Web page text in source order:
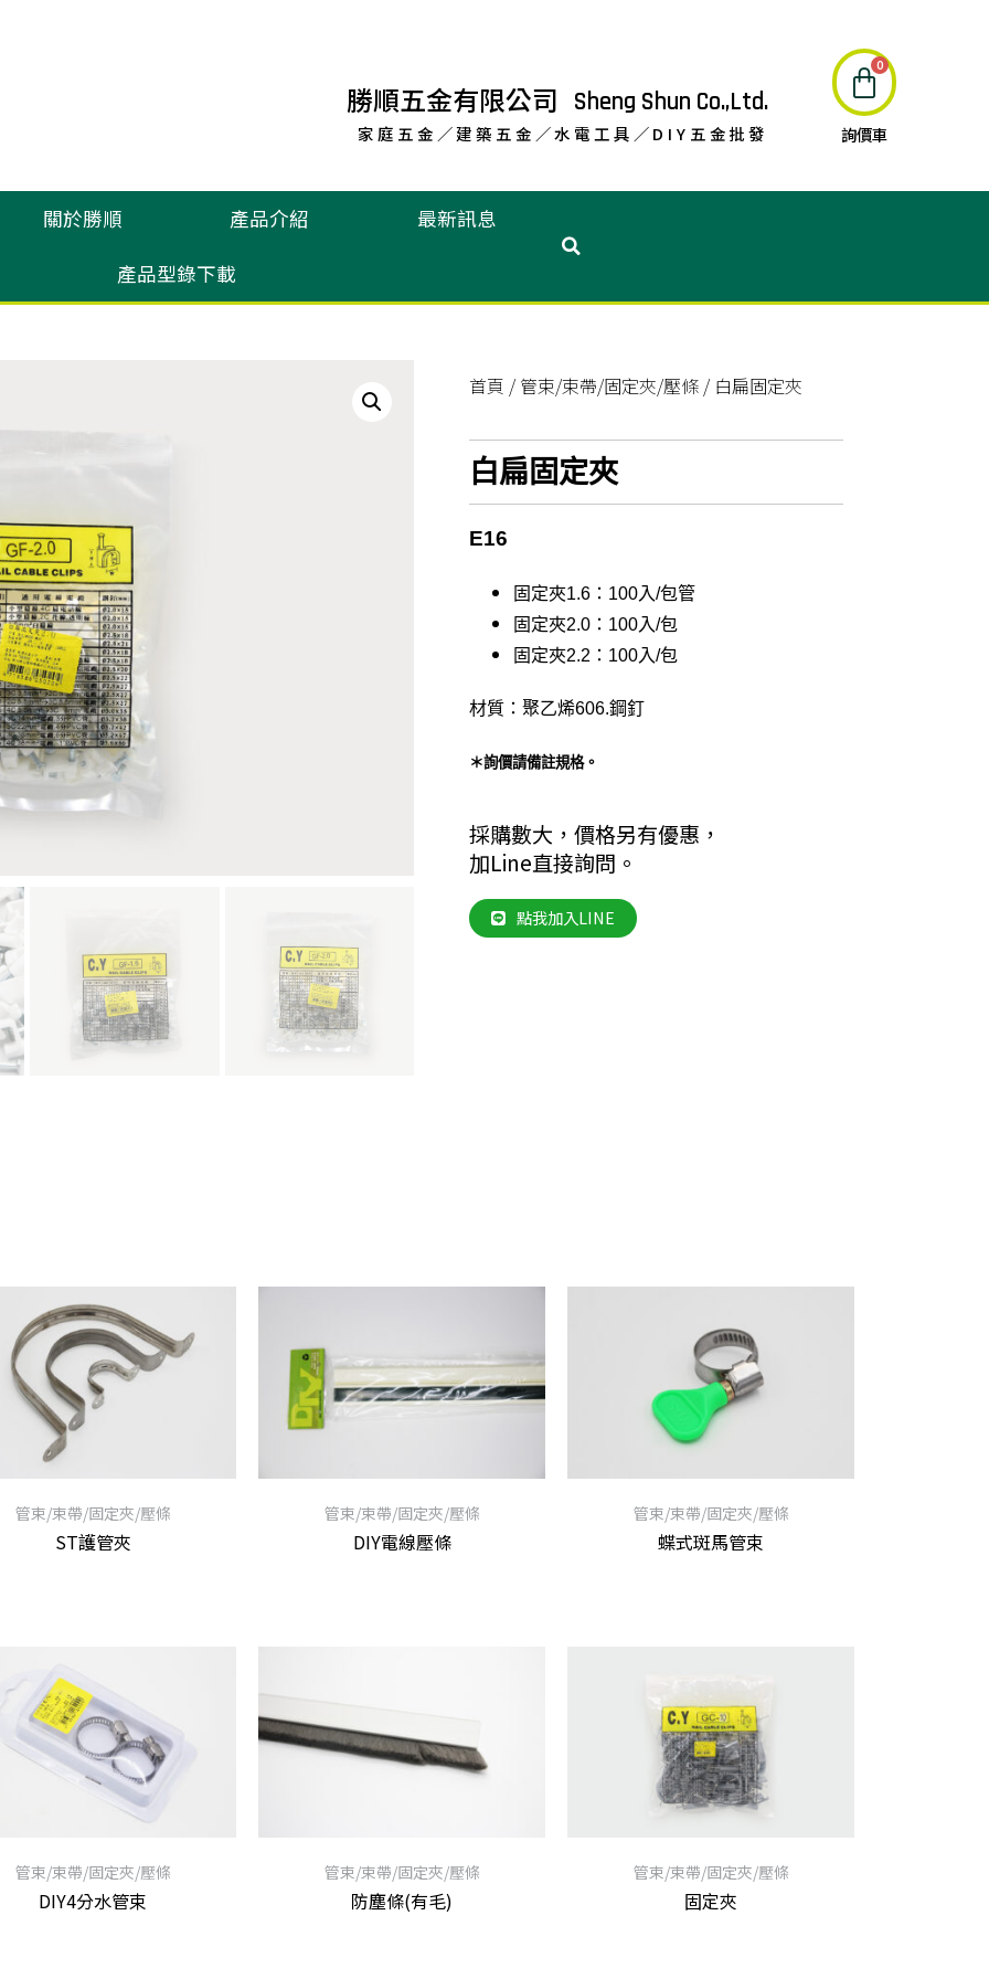
勝順五金有限公司 Sheng Shun Co.,Ltd.
家庭五金／建築五金／水電工具／DIY五金批發 詢價車
關於勝順 產品介紹
最新訊息
產品型錄下載
首頁 / 管束/束帶/固定夾/壓條 / 白扁固定夾
白扁固定夾
E16
固定夾1.6：100入/包管
固定夾2.0：100入/包
固定夾2.2：100入/包
材質：聚乙烯606.鋼釘
＊詢價請備註規格。
採購數大，價格另有優惠，
加Line直接詢問。
點我加入LINE
管束/束帶/固定夾/壓條
ST護管夾
管束/束帶/固定夾/壓條
DIY電線壓條
管束/束帶/固定夾/壓條
蝶式斑馬管束
管束/束帶/固定夾/壓條
DIY4分水管束
管束/束帶/固定夾/壓條
防塵條(有毛)
管束/束帶/固定夾/壓條
固定夾